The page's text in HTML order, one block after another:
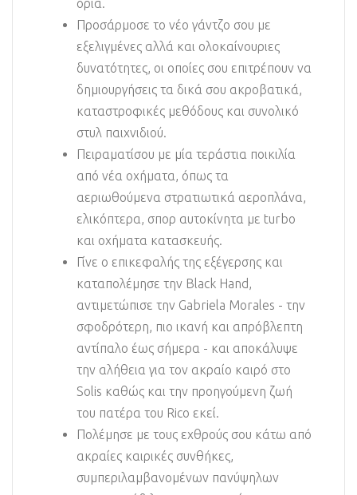
όρια.
Προσάρμοσε το νέο γάντζο σου με
εξελιγμένες αλλά και ολοκαίνουριες
δυνατότητες, οι οποίες σου επιτρέπουν να
δημιουργήσεις τα δικά σου ακροβατικά,
καταστροφικές μεθόδους και συνολικό
στυλ παιχνιδιού.
Πειραματίσου με μία τεράστια ποικιλία
από νέα οχήματα, όπως τα
αεριωθούμενα στρατιωτικά αεροπλάνα,
ελικόπτερα, σπορ αυτοκίνητα με turbo
και οχήματα κατασκευής.
Γίνε ο επικεφαλής της εξέγερσης και
καταπολέμησε την Black Hand,
αντιμετώπισε την Gabriela Morales - την
σφοδρότερη, πιο ικανή και απρόβλεπτη
αντίπαλο έως σήμερα - και αποκάλυψε
την αλήθεια για τον ακραίο καιρό στο
Solis καθώς και την προηγούμενη ζωή
του πατέρα του Rico εκεί.
Πολέμησε με τους εχθρούς σου κάτω από
ακραίες καιρικές συνθήκες,
συμπεριλαμβανομένων πανύψηλων